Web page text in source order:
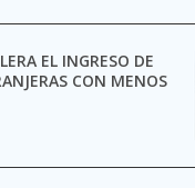
EL INGRESO DE
CON MENOS